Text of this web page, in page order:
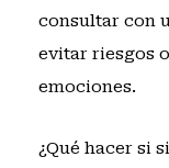
consultar con
evitar riesgos
emociones.
¿Qué hacer si